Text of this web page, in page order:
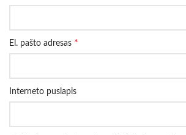
El. pašto adresas *
Interneto puslapis